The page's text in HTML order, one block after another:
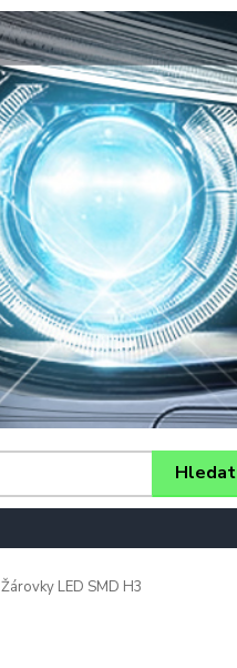
Hledat
Žárovky LED SMD H3